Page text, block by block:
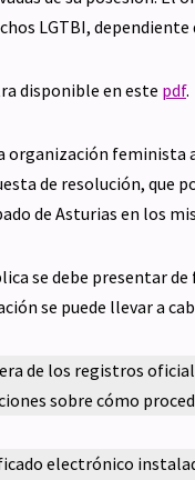
LGTBI,
disponible en este pdf.
organización feminista
de resolución, que
de Asturias en los
se debe presentar
se puede llevar a
de los registros
sobre cómo
electrónico